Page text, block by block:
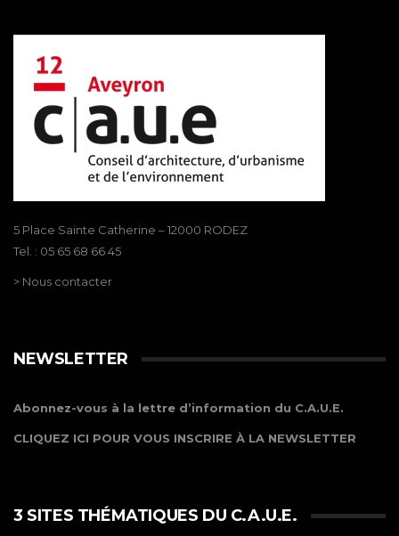
5 Place Sainte Catherine – 12000 RODEZ
Tel. : 05 65 68 66 45
> Nous contacter
NEWSLETTER
Abonnez-vous à la lettre d’information du C.A.U.E.
CLIQUEZ ICI POUR VOUS INSCRIRE À LA NEWSLETTER
3 SITES THÉMATIQUES DU C.A.U.E.